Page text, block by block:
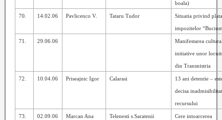
boala)
70. 14.02.06 Pavlicenco V. Tataru Tudor Situatia privind
impozitelor
71. 29.06.06 Manifestarea
initiative unor
din Transnistria
72. 10.04.06 Priseajnic Igor Calarasi 13 ani detentie –
decisa
recursului
73. 02.09.06 Marcan Ana Telenesti s.Saratenii Cere intoarcerea